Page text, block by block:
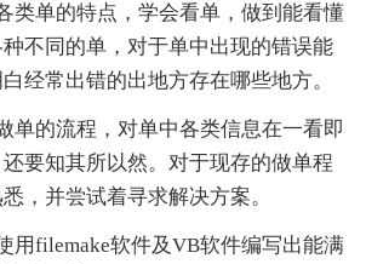
类单的特点，学会看单，做到能看懂
不同的单，对于单中出现的错误能
经常出错的出地方存在哪些地方。
单的流程，对单中各类信息在一看即
要知其所以然。对于现存的做单程
，并尝试着寻求解决方案。
用filemake软件及VB软件编写出能满